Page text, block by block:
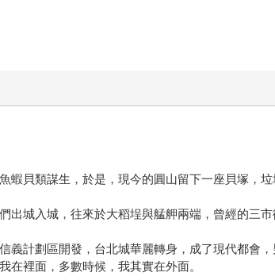
蝦貝類謀生，於是，現今的圓山留下一座貝塚，
出城入城，往來於大稻埕與艋舺兩端，曾經的三
義計劃區開發，台北城華麗轉身，成了現代都會
在裡面，多數時候，我其實在外面。